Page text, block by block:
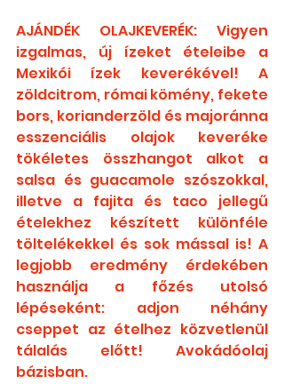
AJÁNDÉK OLAJKEVERÉK: Vigyen
izgalmas, új ízeket ételeibe a
Mexikói ízek keverékével! A
zöldcitrom, római kömény, fekete
bors, korianderzöld és majoránna
esszenciális olajok keveréke
tökéletes összhangot alkot a
salsa és guacamole szószokkal,
illetve a fajita és taco jellegű
ételekhez készített különféle
töltelékekkel és sok mással is! A
legjobb eredmény érdekében
használja a főzés utolsó
lépéseként: adjon néhány
cseppet az ételhez közvetlenül
tálalás előtt! Avokádóolaj
bázisban.